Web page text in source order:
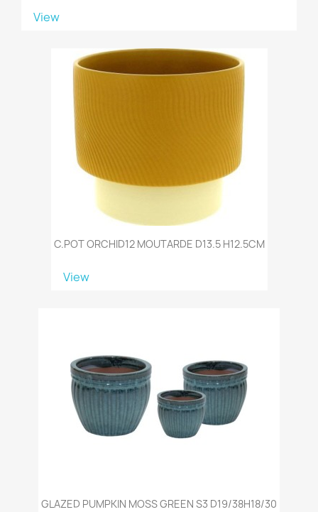
View
C.POT ORCHID12 MOUTARDE D13.5 H12.5CM
View
GLAZED PUMPKIN MOSS GREEN S3 D19/38H18/30